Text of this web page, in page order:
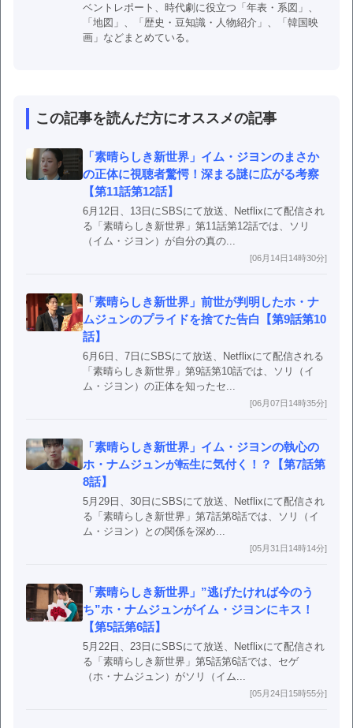
ベントレポート、時代劇に役立つ「年表・系図」、
「地図」、「歴史・豆知識・人物紹介」、「韓国映
画」などまとめている。
この記事を読んだ方にオススメの記事
「素晴らしき新世界」イム・ジヨンのまさか
の正体に視聴者驚愕！深まる謎に広がる考察
【第11話第12話】
6月12日、13日にSBSにて放送、Netflixにて配信され
る「素晴らしき新世界」第11話第12話では、ソリ
（イム・ジヨン）が自分の真の...
[06月14日14時30分]
「素晴らしき新世界」前世が判明したホ・ナ
ムジュンのプライドを捨てた告白【第9話第10
話】
6月6日、7日にSBSにて放送、Netflixにて配信される
「素晴らしき新世界」第9話第10話では、ソリ（イ
ム・ジヨン）の正体を知ったセ...
[06月07日14時35分]
「素晴らしき新世界」イム・ジヨンの執心の
ホ・ナムジュンが転生に気付く！？【第7話第
8話】
5月29日、30日にSBSにて放送、Netflixにて配信され
る「素晴らしき新世界」第7話第8話では、ソリ（イ
ム・ジヨン）との関係を深め...
[05月31日14時14分]
「素晴らしき新世界」”逃げたければ今のう
ち”ホ・ナムジュンがイム・ジヨンにキス！
【第5話第6話】
5月22日、23日にSBSにて放送、Netflixにて配信され
る「素晴らしき新世界」第5話第6話では、セゲ
（ホ・ナムジュン）がソリ（イム...
[05月24日15時55分]